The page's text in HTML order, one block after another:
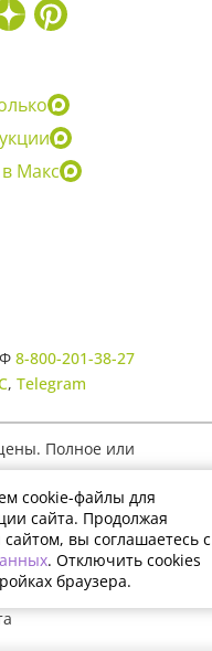
Макс
8-800-201-38-27
, Telegram
Полное или
материалов
соглашение
cookie-файлы для
сайта. Продолжая
сайтом, вы соглашаетесь с
. Отключить cookies
браузера.